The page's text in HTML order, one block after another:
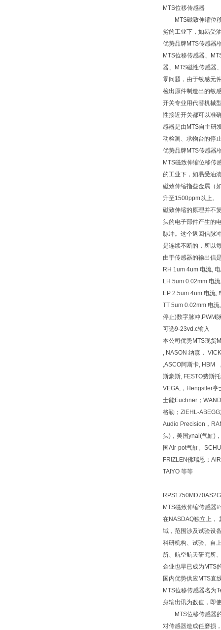
MTS位移传感器
MTS磁致伸缩位移
劣的工业下，如易受
优势品牌MTS传感器/
MTS位移传感器、
器、MTS磁性传感器
零问题，由于敏感元
检出原件制造出的敏
开关专业用代替机械
性接近开关都可以准
感器是由MTS自主研
动检测、承物台的停
优势品牌MTS传感器/
MTS磁致伸缩位移传
的工业下，如易受油
磁致伸缩指些金属（
升至1500ppm以上。
磁致伸缩的原理并不
头的电子部件产生的
脉冲。这个返回信脉
是连续不断的，所以
由于传感器的输出信
RH 1um 4um 电流,
LH 5um 0.02mm 电
EP 2.5um 4um 电流,
TT 5um 0.02mm 电
停止)数字脉冲,PWM
可选9-23vd.c输入
本公司优势MTS现货
, NASON 纳森，
,ASCO阿斯卡, HBM
斯豪斯, FESTO费斯
VEGA,，Hengstler亨
士能Euchner；
格勒；ZIEHL-
Audio Precision，
头)，美国ynai(气缸)
国Air-pot气缸。
FRIZLEN佛瑞恩；
TAIYO 等等
MTS磁致伸缩传感器
在NASDAQ独立上，
域，范围涉及试验设
科研机构、试验。自
所、航空航天研究所
企业也早已成为MTS
国内优势供应MTS直
MTS位移传感器名为
身输出讯为数值，即
MTS位移传感器的
对传感器造成任磨损